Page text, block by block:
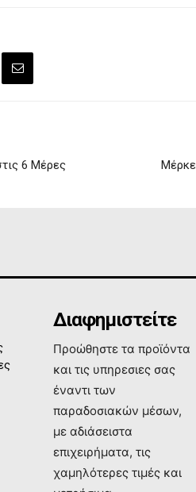
6 Μέρες
Διαφημιστείτε
Προώθηστε τα προϊόντα
και τις υπηρεσιες σας
έναντι των
παραδοσιακών μέσων,
με αδιάσειστα
επιχειρήματα, τις
χαμηλότερες τιμές και